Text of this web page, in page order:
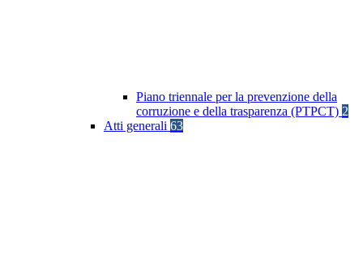
Piano triennale per la prevenzione della
corruzione e della trasparenza (PTPCT) 2
Atti generali 63